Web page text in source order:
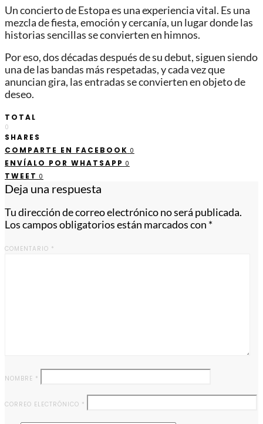
Un concierto de Estopa es una experiencia vital. Es una
mezcla de fiesta, emoción y cercanía, un lugar donde las
historias sencillas se convierten en himnos.
Por eso, dos décadas después de su debut, siguen siendo
una de las bandas más respetadas, y cada vez que
anuncian gira, las entradas se convierten en objeto de
deseo.
TOTAL
0
SHARES
COMPARTE EN FACEBOOK 0
ENVÍALO POR WHATSAPP 0
TWEET 0
Deja una respuesta
Tu dirección de correo electrónico no será publicada.
Los campos obligatorios están marcados con *
COMENTARIO *
NOMBRE *
CORREO ELECTRÓNICO *